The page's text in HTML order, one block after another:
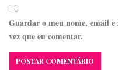
Guardar o meu nome, email
vez que eu comentar.